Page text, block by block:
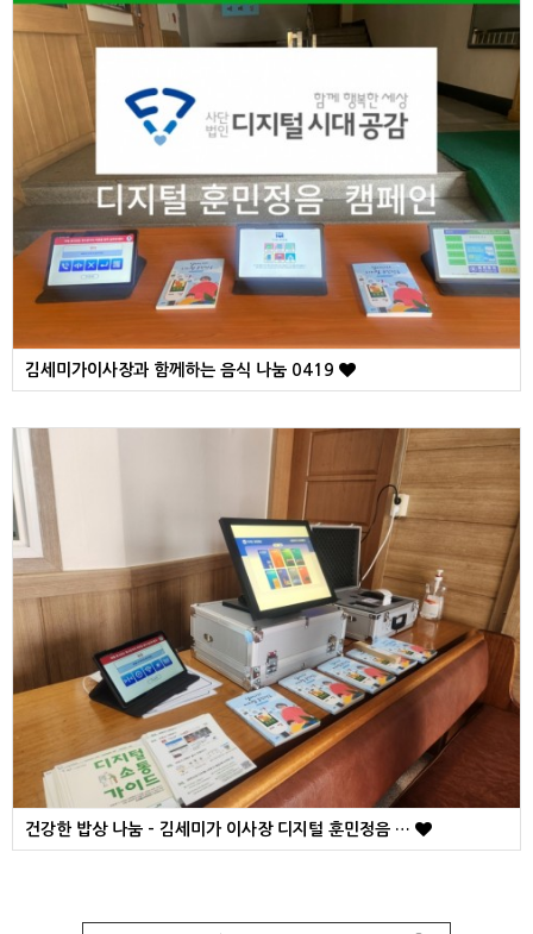
김세미가이사장과 함께하는 음식 나눔 0419
건강한 밥상 나눔 - 김세미가 이사장 디지털 훈민정음 …